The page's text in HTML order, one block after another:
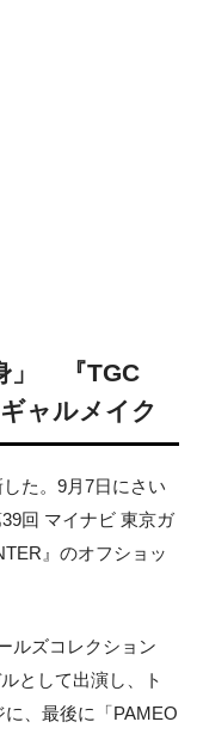
」 『TGC
ャルメイク
た。9月7日にさい
回 マイナビ 東京ガ
』のオフショッ
ルズコレクション
として出演し、ト
、最後に「PAMEO